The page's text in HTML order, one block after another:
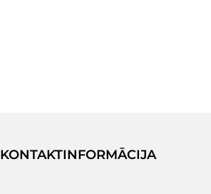
KONTAKTINFORMĀCIJA